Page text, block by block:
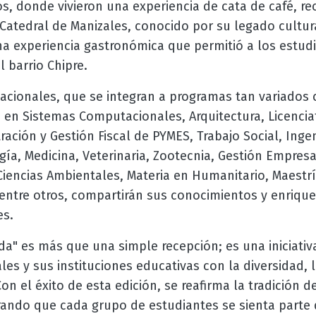
donde vivieron una experiencia de cata de café,
de Manizales, conocido por su legado
experiencia gastronómica que permitió a los
barrio Chipre.
que se integran a programas tan variados
Sistemas Computacionales, Arquitectura,
y Gestión Fiscal de PYMES, Trabajo Social,
Medicina, Veterinaria, Zootecnia, Gestión
Ambientales, Materia en Humanitario,
otros, compartirán sus conocimientos y
es más que una simple recepción; es una
y sus instituciones educativas con la diversidad,
el éxito de esta edición, se reafirma la tradición
que cada grupo de estudiantes se sienta parte